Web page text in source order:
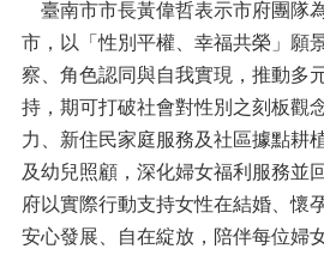
民
意
反
應
線
上
申
辦
臺南市市長黃偉哲表示市府團隊
市，以「性別平權、幸福共榮」願
察、角色認同與自我實現，推動多
持，期可打破社會對性別之刻板觀
力、新住民家庭服務及社區據點耕
及幼兒照顧，深化婦女福利服務並
府以實際行動支持女性在結婚、懷
安心發展、自在綻放，陪伴每位婦